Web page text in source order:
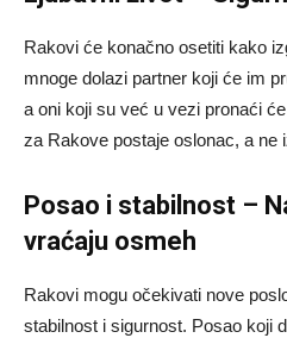
Rakovi će konačno osetiti kako
mnoge dolazi partner koji će im
a oni koji su već u vezi pronaći
za Rakove postaje oslonac, a ne
Posao i stabilnost –
vraćaju osmeh
Rakovi mogu očekivati nove
stabilnost i sigurnost. Posao koji